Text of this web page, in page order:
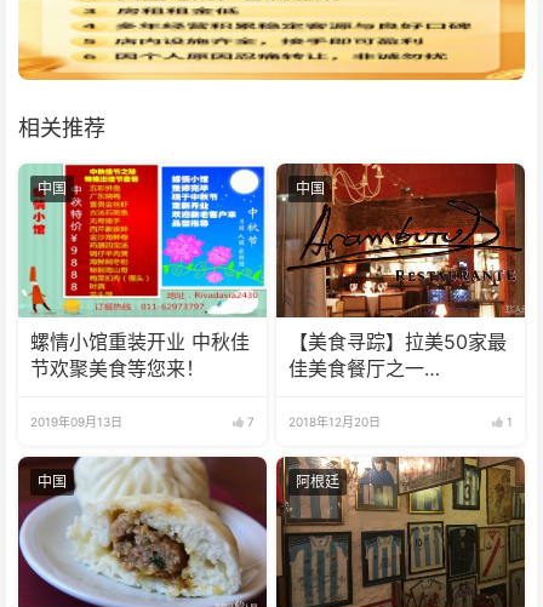
相关推荐
中国
螺情小馆重装开业 中秋佳
节欢聚美食等您来！
2019年09月13日 7
中国
【美食寻踪】拉美50家最
佳美食餐厅之一
2018年12月20日 1
中国 阿根廷